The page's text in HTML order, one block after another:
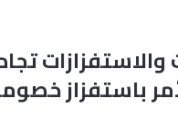
باستفزاز